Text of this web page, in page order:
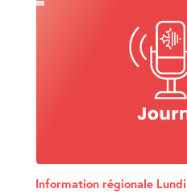
Information régionale